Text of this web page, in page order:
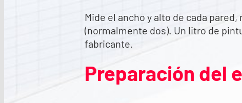
Mide el ancho y alto de cada
(normalmente dos). Un litro de
fabricante.
Preparación del